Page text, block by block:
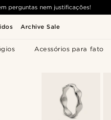
Archive Sale
Acessórios para fato
perguntas nem justificações!